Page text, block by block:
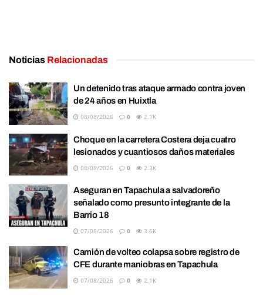
Noticias Relacionadas
Un detenido tras ataque armado contra joven
de 24 años en Huixtla
08/08/2026 0 2.1K
Choque en la carretera Costera deja cuatro
lesionados y cuantiosos daños materiales
08/08/2026 0 2.3K
Aseguran en Tapachula a salvadoreño
señalado como presunto integrante de la
Barrio 18
07/08/2026 0 3.6K
Camión de volteo colapsa sobre registro de
CFE durante maniobras en Tapachula
07/08/2026 0 2.1K